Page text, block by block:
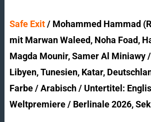
Safe Exit/ Mohammed Hammad
mit Marwan Waleed, Noha Foad,
Magda Mounir, Samer Al Miniawy /
Libyen, Tunesien, Katar,
Farbe / Arabisch / Untertitel:
Weltpremiere / Berlinale 2026,